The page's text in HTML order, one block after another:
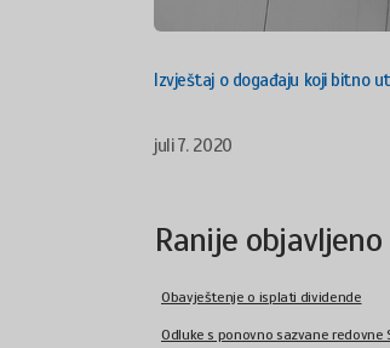
Izvještaj o događaju koji bitno
juli 7. 2020
Ranije objavljeno
Obavještenje o isplati dividende
Odluke s ponovno sazvane redovne